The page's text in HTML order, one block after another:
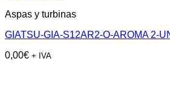
Aspas y turbinas
GIATSU-GIA-S12AR2-O-AROMA 2-
0,00€ + IVA